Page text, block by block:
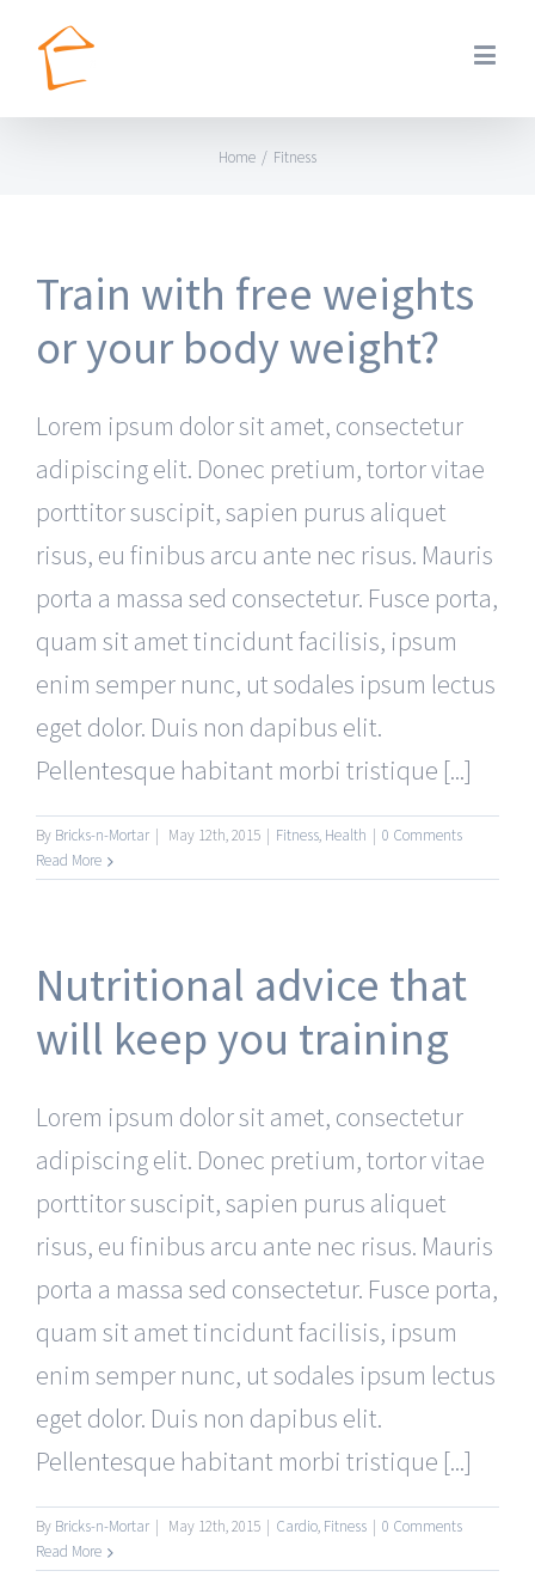
Home / Fitness
Train with free weights
or your body weight?
Lorem ipsum dolor sit amet, consectetur
adipiscing elit. Donec pretium, tortor vitae
porttitor suscipit, sapien purus aliquet
risus, eu finibus arcu ante nec risus. Mauris
porta a massa sed consectetur. Fusce porta,
quam sit amet tincidunt facilisis, ipsum
enim semper nunc, ut sodales ipsum lectus
eget dolor. Duis non dapibus elit.
Pellentesque habitant morbi tristique [...]
By Bricks-n-Mortar | May 12th, 2015 | Fitness, Health | 0 Comments
Read More
Nutritional advice that
will keep you training
Lorem ipsum dolor sit amet, consectetur
adipiscing elit. Donec pretium, tortor vitae
porttitor suscipit, sapien purus aliquet
risus, eu finibus arcu ante nec risus. Mauris
porta a massa sed consectetur. Fusce porta,
quam sit amet tincidunt facilisis, ipsum
enim semper nunc, ut sodales ipsum lectus
eget dolor. Duis non dapibus elit.
Pellentesque habitant morbi tristique [...]
By Bricks-n-Mortar | May 12th, 2015 | Cardio, Fitness | 0 Comments
Read More